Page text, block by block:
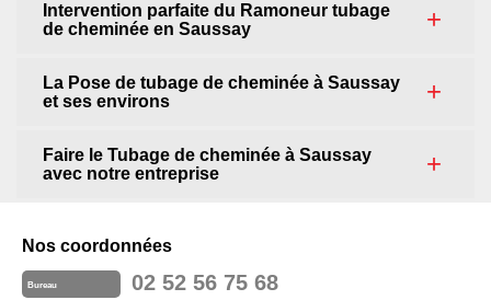
Intervention parfaite du Ramoneur tubage
de cheminée en Saussay
La Pose de tubage de cheminée à Saussay
et ses environs
Faire le Tubage de cheminée à Saussay
avec notre entreprise
Nos coordonnées
Bureau 02 52 56 75 68